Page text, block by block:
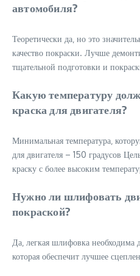
автомобиля?
Теоретически да‚ но это
качество покраски. Лучше
тщательной подготовки и
Какую температуру
краска для двигателя?
Минимальная температура‚
для двигателя – 150 градусов
краску с более высоким
Нужно ли шлифовать
покраской?
Да‚ легкая шлифовка необходима
которая обеспечит лучшее